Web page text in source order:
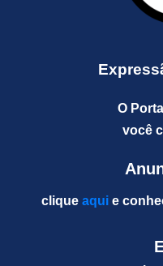
O
você
clique aquie